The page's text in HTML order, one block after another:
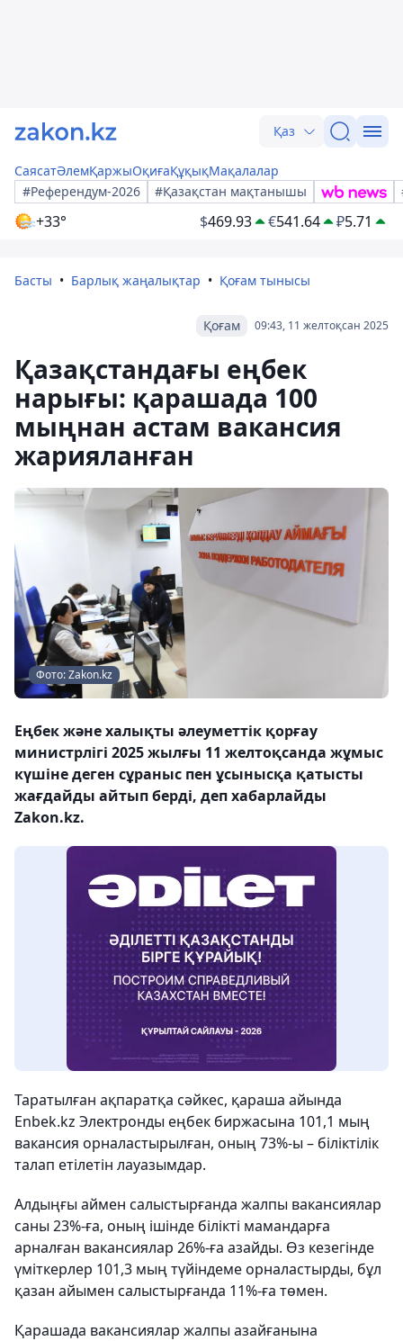
Қаз
СаясатӘлемҚаржыОқиғаҚұқықМақалалар
#Референдум-2026
#Қазақстан мақтанышы
+33° $469.93 €541.64 ₽5.71
Басты Барлық жаңалықтар Қоғам тынысы
09:43, 11 желтоқсан 2025
Қоғам
Қазақстандағы еңбек
нарығы: қарашада 100
мыңнан астам вакансия
жарияланған
Фото: Zakon.kz
Еңбек және халықты әлеуметтік қорғау
министрлігі 2025 жылғы 11 желтоқсанда жұмыс
күшіне деген сұраныс пен ұсынысқа қатысты
жағдайды айтып берді, деп хабарлайды
Zakon.kz.
Таратылған ақпаратқа сәйкес, қараша айында
Enbek.kz Электронды еңбек биржасына 101,1 мың
вакансия орналастырылған, оның 73%-ы – біліктілік
талап етілетін лауазымдар.
Алдыңғы аймен салыстырғанда жалпы вакансиялар
саны 23%-ға, оның ішінде білікті мамандарға
арналған вакансиялар 26%-ға азайды. Өз кезегінде
үміткерлер 101,3 мың түйіндеме орналастырды, бұл
қазан айымен салыстырғанда 11%-ға төмен.
Қарашада вакансиялар жалпы азайғанына